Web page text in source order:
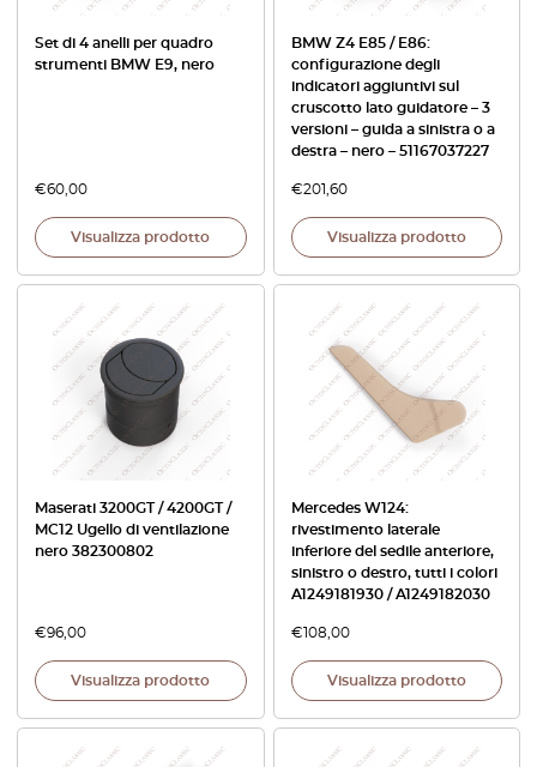
Set di 4 anelli per quadro
strumenti BMW E9, nero
€60,00
Visualizza prodotto
BMW Z4 E85 / E86:
configurazione degli
indicatori aggiuntivi sul
cruscotto lato guidatore – 3
versioni – guida a sinistra o a
destra – nero – 51167037227
€201,60
Visualizza prodotto
Maserati 3200GT / 4200GT /
MC12 Ugello di ventilazione
nero 382300802
€96,00
Visualizza prodotto
Mercedes W124:
rivestimento laterale
inferiore del sedile anteriore,
sinistro o destro, tutti i colori
A1249181930 / A1249182030
€108,00
Visualizza prodotto